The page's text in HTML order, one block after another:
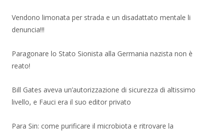
Vendono limonata per strada e un disadattato mentale li
denuncia!!!
Paragonare lo Stato Sionista alla Germania nazista non è
reato!
Bill Gates aveva un’autorizzazione di sicurezza di altissimo
livello, e Fauci era il suo editor privato
Para Sin: come purificare il microbiota e ritrovare la